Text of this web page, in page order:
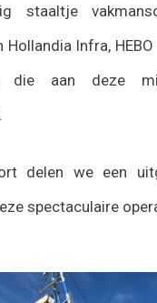
staaltje
Hollandia Infra,
die aan deze
delen we een
spectaculaire